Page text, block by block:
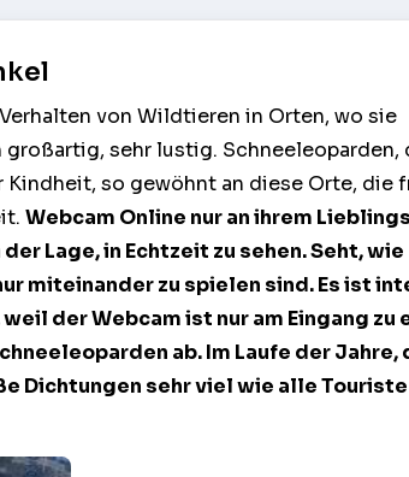
von Wildtieren in Orten, wo sie
sehr lustig. Schneeleoparden,
so gewöhnt an diese Orte, die
Webcam Online nur an ihrem
Lage, in Echtzeit zu sehen. Seht, wie
miteinander zu spielen sind. Es ist
der Webcam ist nur am Eingang zu
ab. Im Laufe der Jahre,
Dichtungen sehr viel wie alle